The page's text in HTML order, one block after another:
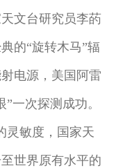
文台研究员李菂
的“旋转木马”辐
电源，美国阿雷
一次探测成功。
灵敏度，国家天
世界原有水平的